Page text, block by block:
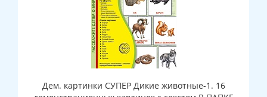
Дем. картинки СУПЕР Дикие животные-1. 16